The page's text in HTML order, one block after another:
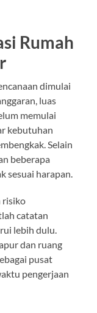
Rumah
dimulai
luas
memulai
kebutuhan
Selain
beberapa
sesuai harapan.
risiko
catatan
lebih dulu.
dan ruang
pusat
pengerjaan